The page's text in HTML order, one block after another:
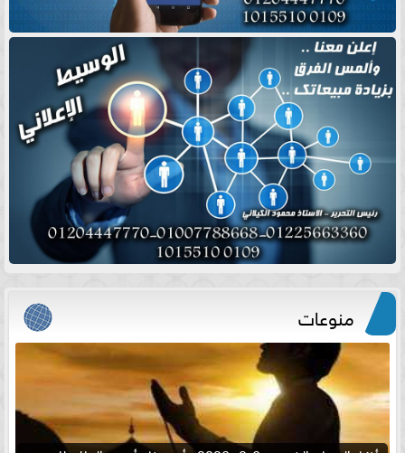
منوعات